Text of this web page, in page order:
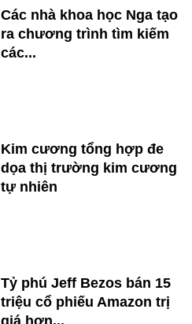
Các nhà khoa học Nga tạo
ra chương trình tìm kiếm
các...
Kim cương tổng hợp đe
dọa thị trường kim cương
tự nhiên
Tỷ phú Jeff Bezos bán 15
triệu cổ phiếu Amazon trị
giá hơn...